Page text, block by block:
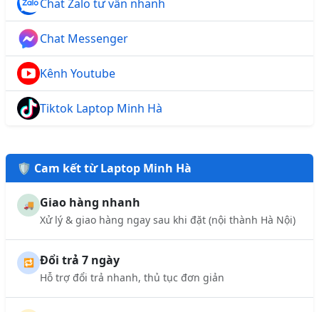
Chat Zalo tư vấn nhanh
Chat Messenger
Kênh Youtube
Tiktok Laptop Minh Hà
🛡️ Cam kết từ Laptop Minh Hà
🚚 Giao hàng nhanh
Xử lý & giao hàng ngay sau khi đặt (nội thành Hà Nội)
🔁 Đổi trả 7 ngày
Hỗ trợ đổi trả nhanh, thủ tục đơn giản